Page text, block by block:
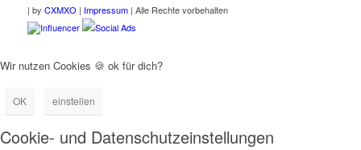
| by CXMXO | Impressum| Alle Rechte vorbehalten
Influencer
Social Ads
Wir nutzen Cookies 🍪 ok für dich?
OK einstellen
Cookie- und Datenschutzeinstellungen